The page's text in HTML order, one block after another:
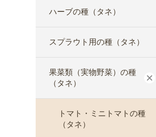
ハーブの種（タネ）
スプラウト用の種（タネ）
果菜類（実物野菜）の種
（タネ）
トマト・ミニトマトの種
（タネ）